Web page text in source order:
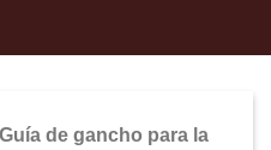
Guía de gancho para la